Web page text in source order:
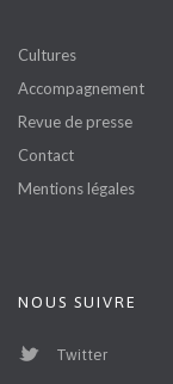
Cultures
Accompagnement
Revue de presse
Contact
Mentions légales
NOUS SUIVRE
Twitter